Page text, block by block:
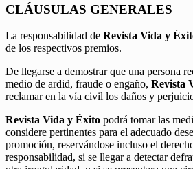
CLÁUSULAS GENERALES
La responsabilidad de Revista Vida y
de los respectivos premios.
De llegarse a demostrar que una persona
medio de ardid, fraude o engaño, Revista
reclamar en la vía civil los daños y
Revista Vida y Éxito podrá tomar las
considere pertinentes para el adecuado
promoción, reservándose incluso el
responsabilidad, si se llegar a detectar